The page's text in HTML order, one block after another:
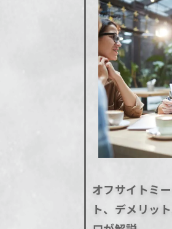
オフサイトミ
ト、デメリッ